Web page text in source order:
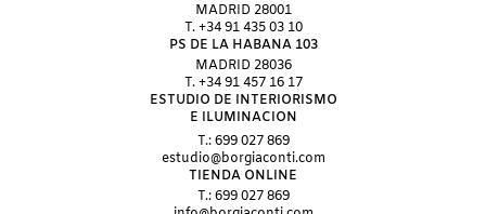
MADRID 28001
T. +34 91 435 03 10
PS DE LA HABANA 103
MADRID 28036
T. +34 91 457 16 17
ESTUDIO DE INTERIORISMO
E ILUMINACION
T.: 699 027 869
estudio@borgiaconti.com
TIENDA ONLINE
T.: 699 027 869